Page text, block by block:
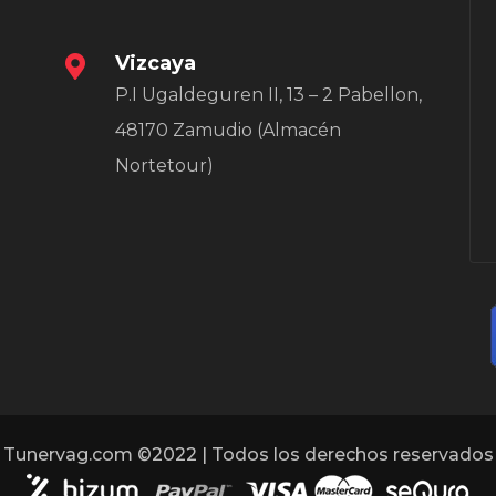
Vizcaya
P.I Ugaldeguren II, 13 – 2 Pabellon,
48170 Zamudio (Almacén
Nortetour)
Tunervag.com ©2022 | Todos los derechos reservados